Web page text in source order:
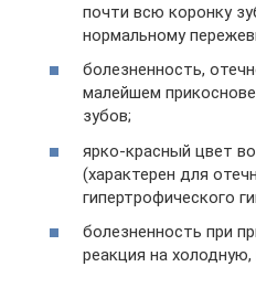
почти всю коронку
нормальному
болезненность,
малейшем
зубов;
ярко-красный цвет
(характерен для
гипертрофического
болезненность при
реакция на